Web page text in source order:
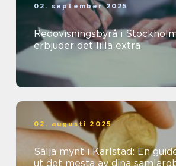
02. september 2025
Redovisningsbyrå i
erbjuder det lilla extra
02. augusti 2025
Sälja mynt i Karlstad: En
ut det mesta av dina